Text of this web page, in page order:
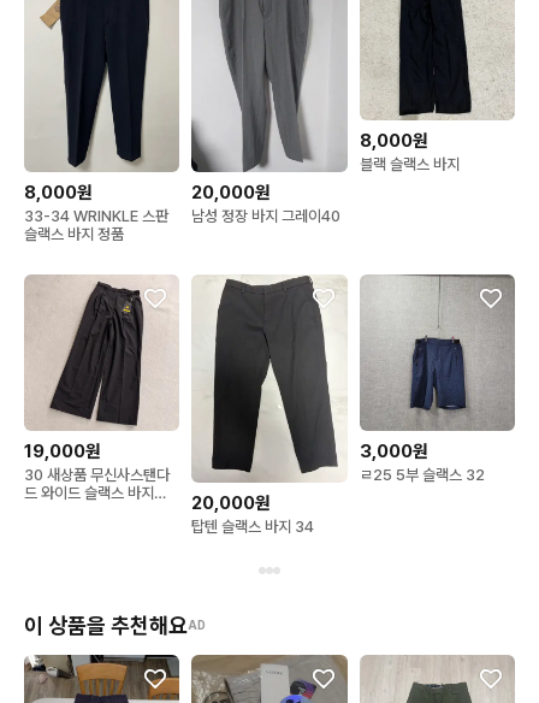
8,000원
33-34 WRINKLE 스판
슬랙스 바지 정품
20,000원
남성 정장 바지 그레이40
8,000원
블랙 슬랙스 바지
19,000원
30 새상품 무신사스탠다
드 와이드 슬랙스 바지
20,000원
탑텐 슬랙스 바지 34
3,000원
ㄹ25 5부 슬랙스 32
이 상품을 추천해요AD